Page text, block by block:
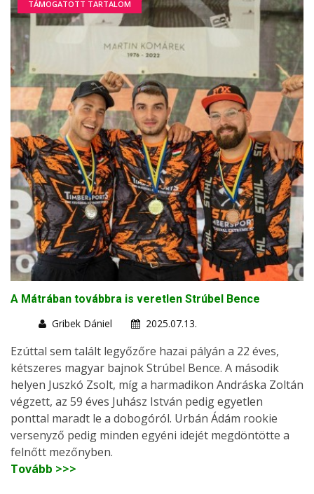
TÁMOGATOTT TARTALOM
A Mátrában továbbra is veretlen Strúbel Bence
Gribek Dániel
2025.07.13.
Ezúttal sem talált legyőzőre hazai pályán a 22 éves,
kétszeres magyar bajnok Strúbel Bence. A második
helyen Juszkó Zsolt, míg a harmadikon Andráska Zoltán
végzett, az 59 éves Juhász István pedig egyetlen
ponttal maradt le a dobogóról. Urbán Ádám rookie
versenyző pedig minden egyéni idejét megdöntötte a
felnőtt mezőnyben.
Tovább >>>